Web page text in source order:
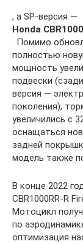
, а SP-версия —
Honda
. Помимо
полностью
мощность
подвески
версия —
поколения),
увеличились с
оснащаться
задней
модель также
В конце 2022
CBR1000RR-R
Мотоцикл
по
оптимизация